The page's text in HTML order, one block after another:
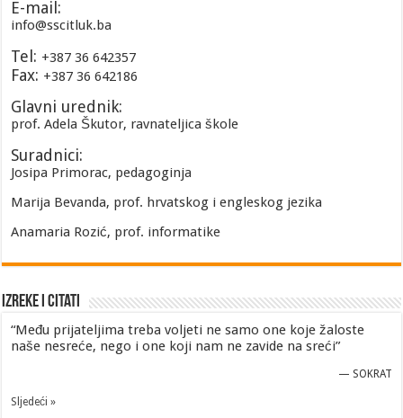
E-mail:
info@sscitluk.ba
Tel: +387 36 642357
Fax: +387 36 642186
Glavni urednik:
prof. Adela Škutor, ravnateljica škole
Suradnici:
Josipa Primorac, pedagoginja
Marija Bevanda, prof. hrvatskog i engleskog jezika
Anamaria Rozić, prof. informatike
Izreke i Citati
“Među prijateljima treba voljeti ne samo one koje žaloste
naše nesreće, nego i one koji nam ne zavide na sreći”
— SOKRAT
Sljedeći »